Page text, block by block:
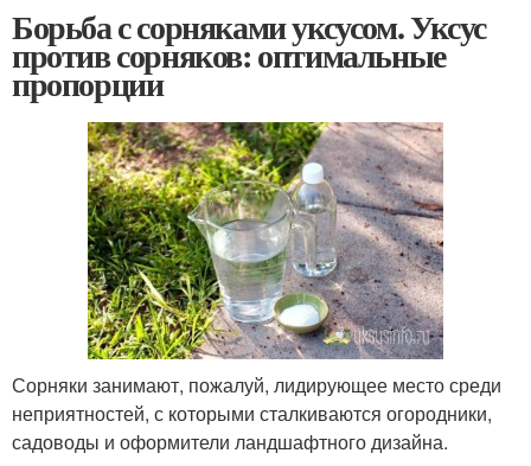
Борьба с сорняками уксусом. Уксус
против сорняков: оптимальные
пропорции
Сорняки занимают, пожалуй, лидирующее место среди
неприятностей, с которыми сталкиваются огородники,
садоводы и оформители ландшафтного дизайна.